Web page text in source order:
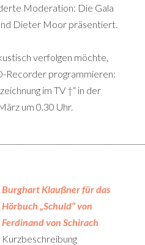
Moderation: Die Gala
Dieter Moor präsentiert.
verfolgen möchte,
Recorder programmieren:
im TV †“ in der
um 0.30 Uhr.
Burghart Klaußner für das
Hörbuch „Schuld“ von
Ferdinand von Schirach
Kurzbeschreibung